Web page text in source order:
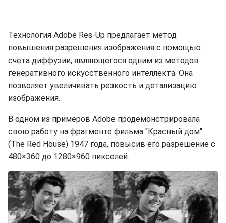
Технология Adobe Res-Up предлагает метод
повышения разрешения изображения с помощью
счета диффузии, являющегося одним из методов
генеративного искусственного интеллекта. Она
позволяет увеличивать резкость и детализацию
изображения.
В одном из примеров Adobe продемонстрировала
свою работу на фрагменте фильма "Красный дом"
(The Red House) 1947 года, повысив его разрешение с
480×360 до 1280×960 пикселей.